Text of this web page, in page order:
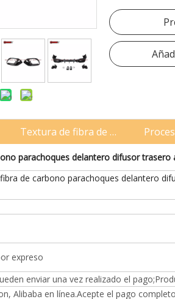
Textura de fibra de carbono
parachoques delantero difusor trasero
de carbono parachoques delantero
expreso
enviar una vez realizado el
Alibaba en línea.Acepte el pago